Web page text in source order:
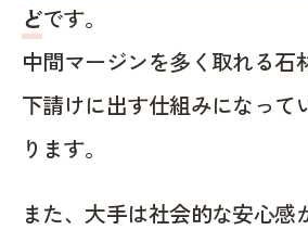
どです。
中間マージンを多く取れる石
下請けに出す仕組みになって
ります。
また、大手は社会的な安心感